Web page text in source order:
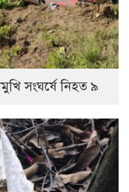
সংঘর্ষে নিহত ৯